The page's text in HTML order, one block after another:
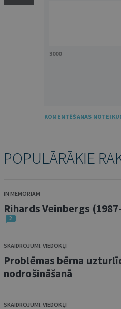
3000
KOMENTĒŠANAS
POPULĀRĀKIE
IN MEMORIAM
Rihards Veinbergs
2
SKAIDROJUMI. VIEDOKĻI
Problēmas bērna
nodrošināšanā
SKAIDROJUMI. VIEDOKĻI